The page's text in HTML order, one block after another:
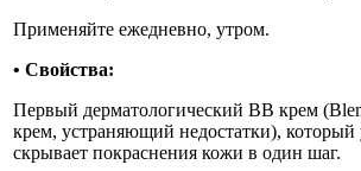
Применяйте ежедневно, утром.
• Свойства:
Первый дерматологический BB крем
крем, устраняющий недостатки), который
скрывает покраснения кожи в один шаг.